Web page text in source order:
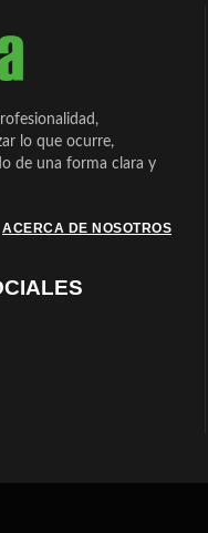
lo que ocurre,
de una forma clara y
ACERCA DE NOSOTROS